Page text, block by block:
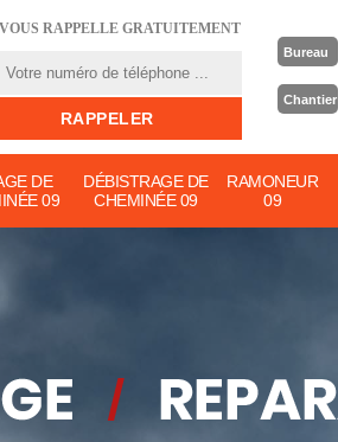
RAPPELLE GRATUITEMENT
Bureau
Chantier
DE
09
DÉBISTRAGE DE
CHEMINÉE 09
RAMONEUR
09